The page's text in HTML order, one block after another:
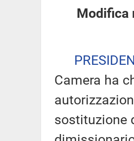
Modifica
Camera ha
sostituzione